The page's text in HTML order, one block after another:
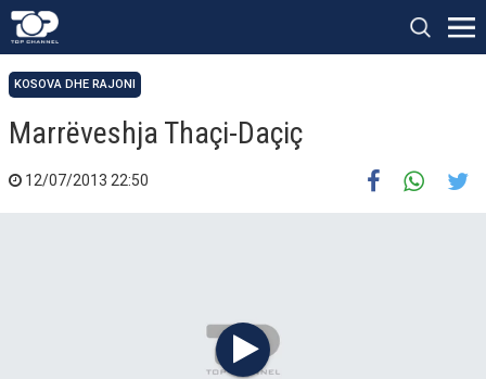
KOSOVA DHE RAJONI
Marrëveshja Thaçi-Daçiç
12/07/2013 22:50